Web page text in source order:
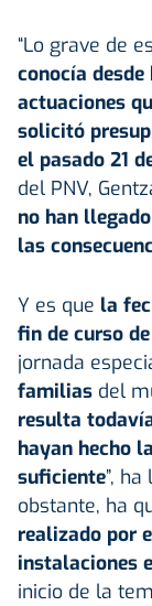
“Lo grave de
conocía
actuaciones
solicitó
el pasado 21
del PNV,
no han
las
Y es que la
fin de curso
jornada
familias del
resulta
hayan hecho
suficiente”,
obstante, ha
realizado por
instalaciones
inicio de la